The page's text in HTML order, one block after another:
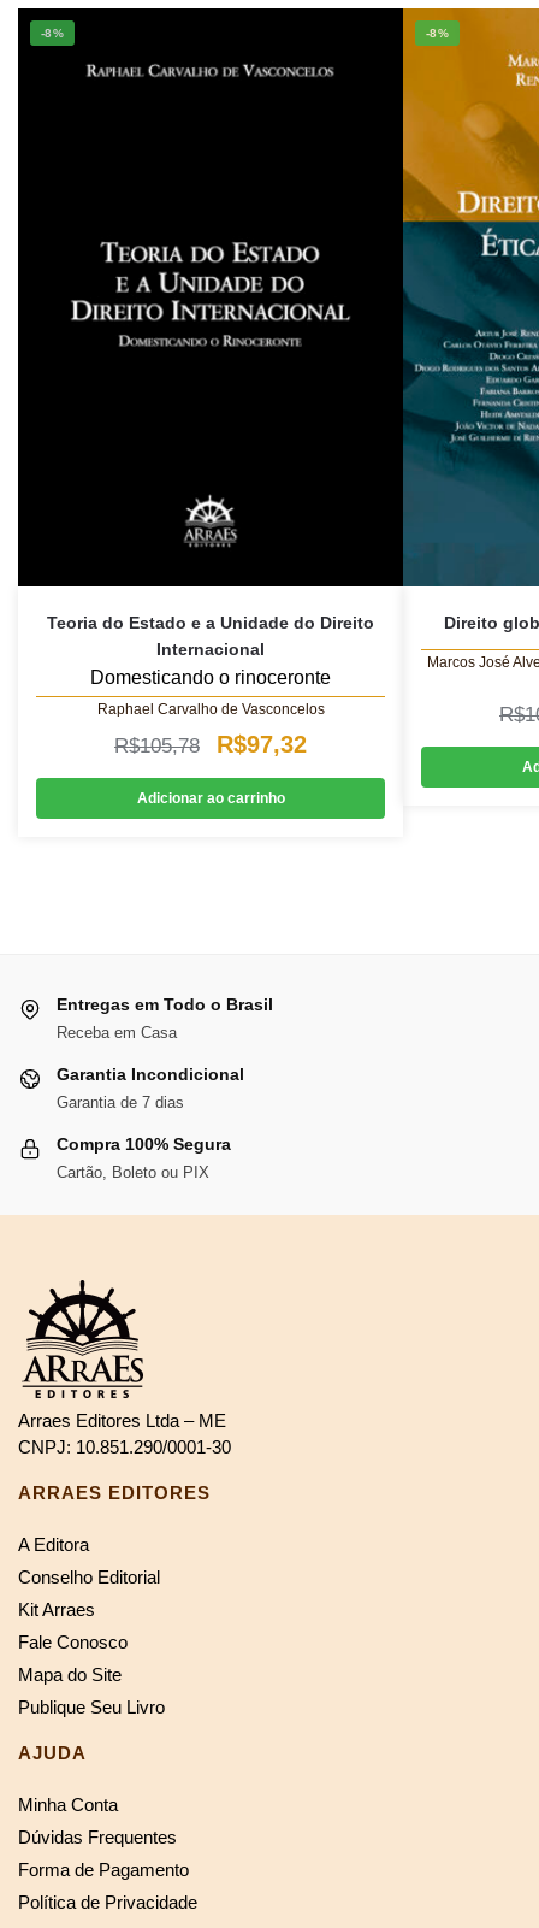
-8%
Teoria do Estado e a Unidade do Direito
Internacional
Domesticando o rinoceronte
Raphael Carvalho de Vasconcelos
R$105,78
O
preço
original
R$97,32
preço
atual
Adicionar ao carrinho
-8%
Direito
Marcos José
R$
Entregas em Todo o Brasil
Receba em Casa
Garantia Incondicional
Garantia de 7 dias
Compra 100% Segura
Cartão, Boleto ou PIX
Arraes Editores Ltda – ME
CNPJ: 10.851.290/0001-30
ARRAES EDITORES
A Editora
Conselho Editorial
Kit Arraes
Fale Conosco
Mapa do Site
Publique Seu Livro
AJUDA
Minha Conta
Dúvidas Frequentes
Forma de Pagamento
Política de Privacidade